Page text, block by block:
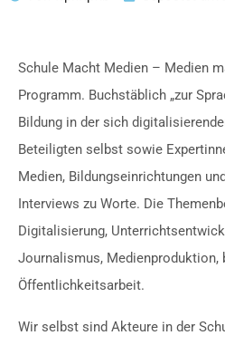
Schule Macht Medien – Medien
Programm. Buchstäblich „zur
Bildung in der sich
Beteiligten selbst sowie
Medien, Bildungseinrichtungen
Interviews zu Worte. Die
Digitalisierung,
Journalismus, Medienproduktion,
Öffentlichkeitsarbeit.
Wir selbst sind Akteure in der